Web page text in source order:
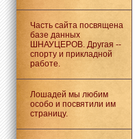
Часть сайта посвящена
базе данных
ШНАУЦЕРОВ. Другая --
спорту и прикладной
работе.
Лошадей мы любим
особо и посвятили им
страницу.